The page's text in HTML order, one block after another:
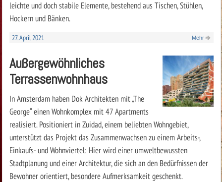
leichte und doch stabile Elemente, bestehend aus Tischen, Stühlen,
Hockern und Bänken.
27. April 2021 Mehr
Außergewöhnliches
Terrassenwohnhaus
In Amsterdam haben Dok Architekten mit „The
George“ einen Wohnkomplex mit 47 Apartments
realisiert. Positioniert in Zuidad, einem beliebten Wohngebiet,
unterstützt das Projekt das Zusammenwachsen zu einem Arbeits-,
Einkaufs- und Wohnviertel: Hier wird einer umweltbewussten
Stadtplanung und einer Architektur, die sich an den Bedürfnissen der
Bewohner orientiert, besondere Aufmerksamkeit geschenkt.